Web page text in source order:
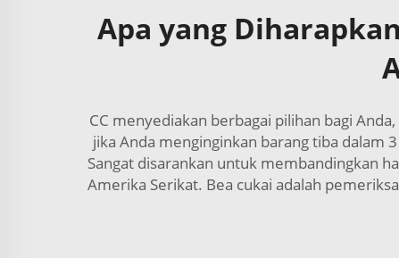
Apa yang
CC menyediakan berbagai pilihan bagi
jika Anda menginginkan barang tiba dalam
Sangat disarankan untuk membandingkan
Amerika Serikat. Bea cukai adalah